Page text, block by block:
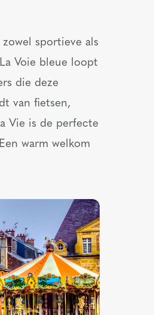
sportieve als
Voie bleue loopt
die deze
van fietsen,
Vie is de perfecte
warm welkom